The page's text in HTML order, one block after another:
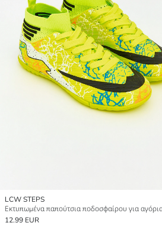
LCW STEPS
12.99 EUR